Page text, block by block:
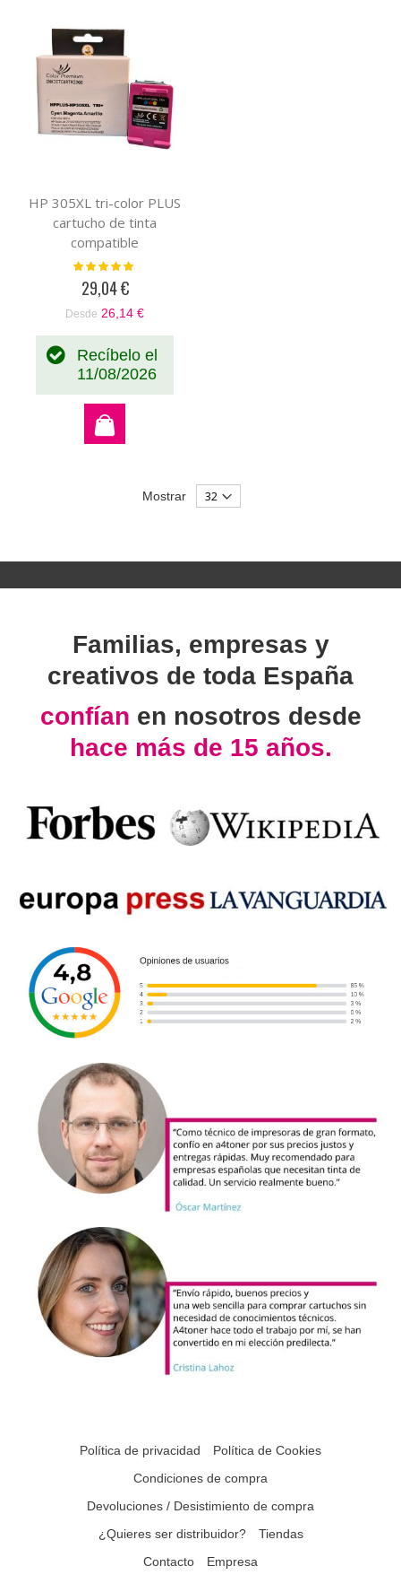
HP 305XL tri-color PLUS
cartucho de tinta
compatible
Valoración:
29,04 €
Desde 26,14 €
Recíbelo el
11/08/2026
Mostrar
Familias, empresas y
creativos de toda España
confían en nosotros desde
hace más de 15 años.
Política de privacidad
Política de Cookies
Condiciones de compra
Devoluciones / Desistimiento de compra
¿Quieres ser distribuidor?
Tiendas
Contacto
Empresa